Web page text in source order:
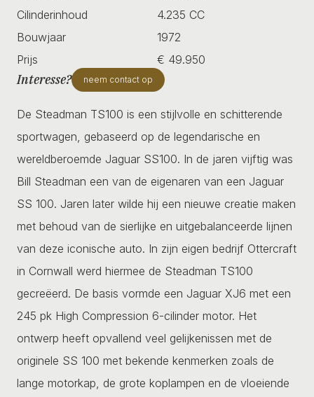
Cilinderinhoud
4.235 CC
Bouwjaar
1972
Prijs
€ 49.950
Interesse? neem contact op
De Steadman TS100 is een stijlvolle en schitterende
sportwagen, gebaseerd op de legendarische en
wereldberoemde Jaguar SS100. In de jaren vijftig was
Bill Steadman een van de eigenaren van een Jaguar
SS 100. Jaren later wilde hij een nieuwe creatie maken
met behoud van de sierlijke en uitgebalanceerde lijnen
van deze iconische auto. In zijn eigen bedrijf Ottercraft
in Cornwall werd hiermee de Steadman TS100
gecreëerd. De basis vormde een Jaguar XJ6 met een
245 pk High Compression 6-cilinder motor. Het
ontwerp heeft opvallend veel gelijkenissen met de
originele SS 100 met bekende kenmerken zoals de
lange motorkap, de grote koplampen en de vloeiende